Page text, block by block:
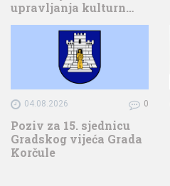
upravljanja kulturn…
04.08.2026 0
Poziv za 15. sjednicu
Gradskog vijeća Grada
Korčule